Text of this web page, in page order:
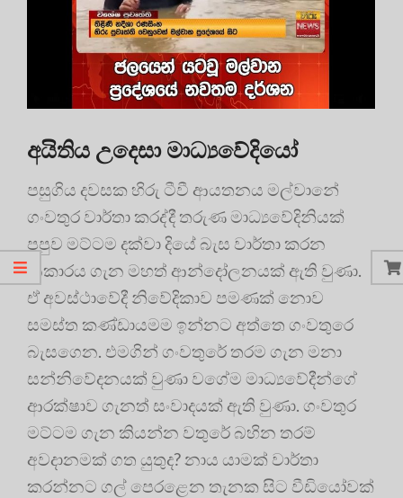
අයිතිය උදෙසා මාධ්‍යවේදියෝ
පසුගිය දවසක හිරු ටීවී ආයතනය මල්වානේ
ගංවතුර වාර්තා කරද්දී තරුණ මාධ්‍යවේදිනියක්
පපුව මට්ටම දක්වා දියේ බැස වාර්තා කරන
ආකාරය ගැන මහත් ආන්දෝලනයක් ඇති වුණා.
ඒ අවස්ථාවේදී නිවේදිකාව පමණක් නොව
සමස්ත කණ්ඩායමම ඉන්නට අත්තෙ ගංවතුරෙ
බැසගෙන. එමගින් ගංවතුරේ තරම ගැන මනා
සන්නිවේදනයක් වුණා වගේම මාධ්‍යවේදීන්ගේ
ආරක්ෂාව ගැනත් සංවාදයක් ඇති වුණා. ගංවතුර
මට්ටම ගැන කියන්න වතුරේ බහින තරම්
අවදානමක් ගත යුතුද? නාය යාමක් වාර්තා
කරන්නට ගල් පෙරළෙන තැනක සිට වීඩියෝවක්